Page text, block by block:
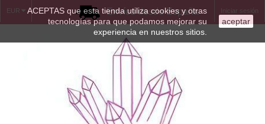
ACEPTAS que esta tienda utiliza cookies y otras
tecnologías para que podamos mejorar su
experiencia en nuestros sitios.
aceptar
EUR Iniciar sesión
Envíos desde España